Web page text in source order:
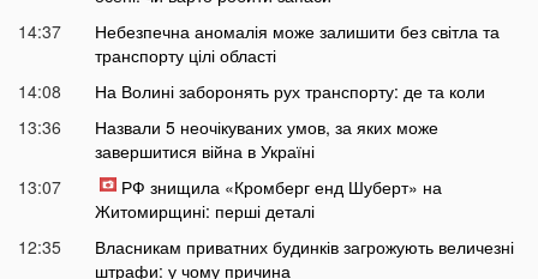
14:37
Небезпечна аномалія може залишити без світла та
транспорту цілі області
14:08
На Волині заборонять рух транспорту: де та коли
13:36
Назвали 5 неочікуваних умов, за яких може
завершитися війна в Україні
13:07
РФ знищила «Кромберг енд Шуберт» на
Житомирщині: перші деталі
12:35
Власникам приватних будинків загрожують величезні
штрафи: у чому причина